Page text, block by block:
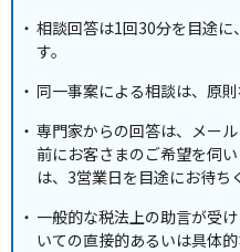
相談回答は1回30分を目途
す。
同一事案による相談は、原
専門家からの回答は、メー
前にお客さまのご希望を伺
は、3営業日を目途にお待ち
一般的な税法上の助言が受
いての直接的あるいは具体